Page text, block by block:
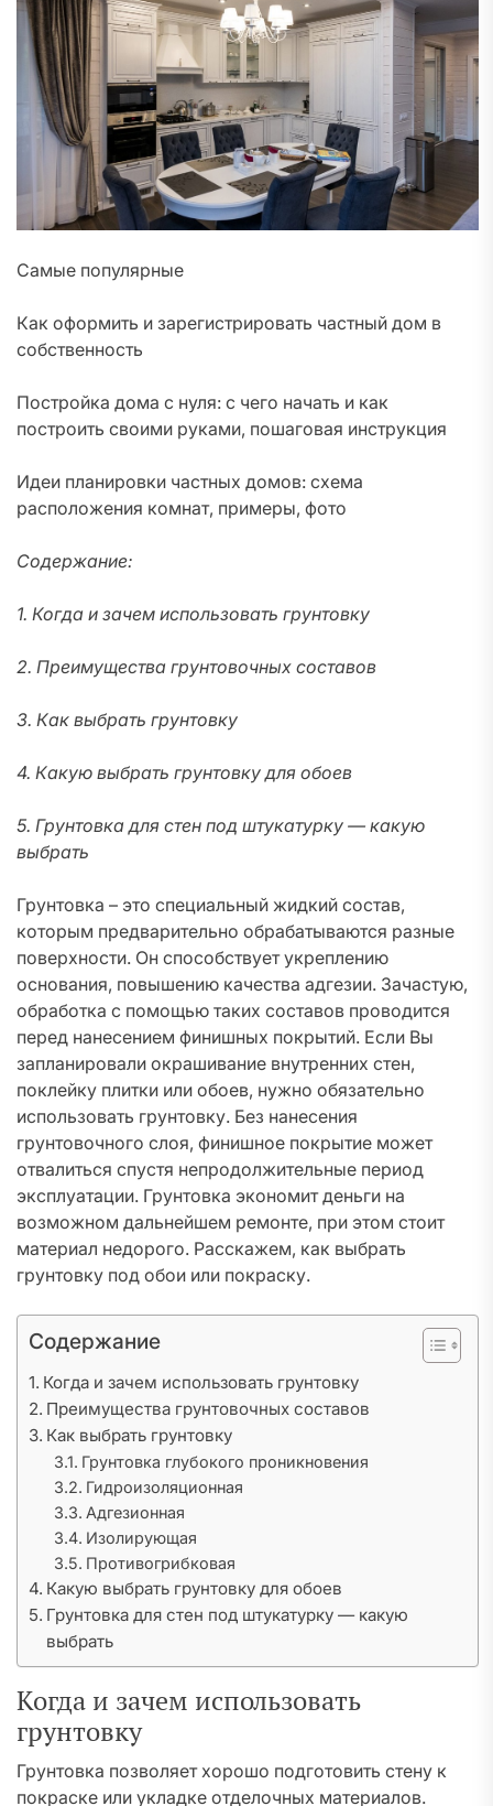
Самые популярные
Как оформить и зарегистрировать частный дом в
собственность
Постройка дома с нуля: с чего начать и как
построить своими руками, пошаговая инструкция
Идеи планировки частных домов: схема
расположения комнат, примеры, фото
Содержание:
1. Когда и зачем использовать грунтовку
2. Преимущества грунтовочных составов
3. Как выбрать грунтовку
4. Какую выбрать грунтовку для обоев
5. Грунтовка для стен под штукатурку — какую
выбрать
Грунтовка – это специальный жидкий состав,
которым предварительно обрабатываются разные
поверхности. Он способствует укреплению
основания, повышению качества адгезии. Зачастую,
обработка с помощью таких составов проводится
перед нанесением финишных покрытий. Если Вы
запланировали окрашивание внутренних стен,
поклейку плитки или обоев, нужно обязательно
использовать грунтовку. Без нанесения
грунтовочного слоя, финишное покрытие может
отвалиться спустя непродолжительные период
эксплуатации. Грунтовка экономит деньги на
возможном дальнейшем ремонте, при этом стоит
материал недорого. Расскажем, как выбрать
грунтовку под обои или покраску.
Содержание
Когда и зачем использовать грунтовку
Преимущества грунтовочных составов
Как выбрать грунтовку
Грунтовка глубокого проникновения
Гидроизоляционная
Адгезионная
Изолирующая
Противогрибковая
Какую выбрать грунтовку для обоев
Грунтовка для стен под штукатурку — какую
выбрать
Когда и зачем использовать
грунтовку
Грунтовка позволяет хорошо подготовить стену к
покраске или укладке отделочных материалов.